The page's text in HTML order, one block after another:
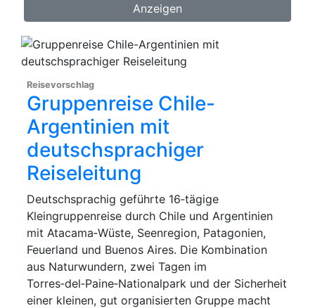
Anzeigen
Reisevorschlag
Gruppenreise Chile-
Argentinien mit
deutschsprachiger
Reiseleitung
Deutschsprachig geführte 16‑tägige
Kleingruppenreise durch Chile und Argentinien
mit Atacama‑Wüste, Seenregion, Patagonien,
Feuerland und Buenos Aires. Die Kombination
aus Naturwundern, zwei Tagen im
Torres‑del‑Paine‑Nationalpark und der Sicherheit
einer kleinen, gut organisierten Gruppe macht